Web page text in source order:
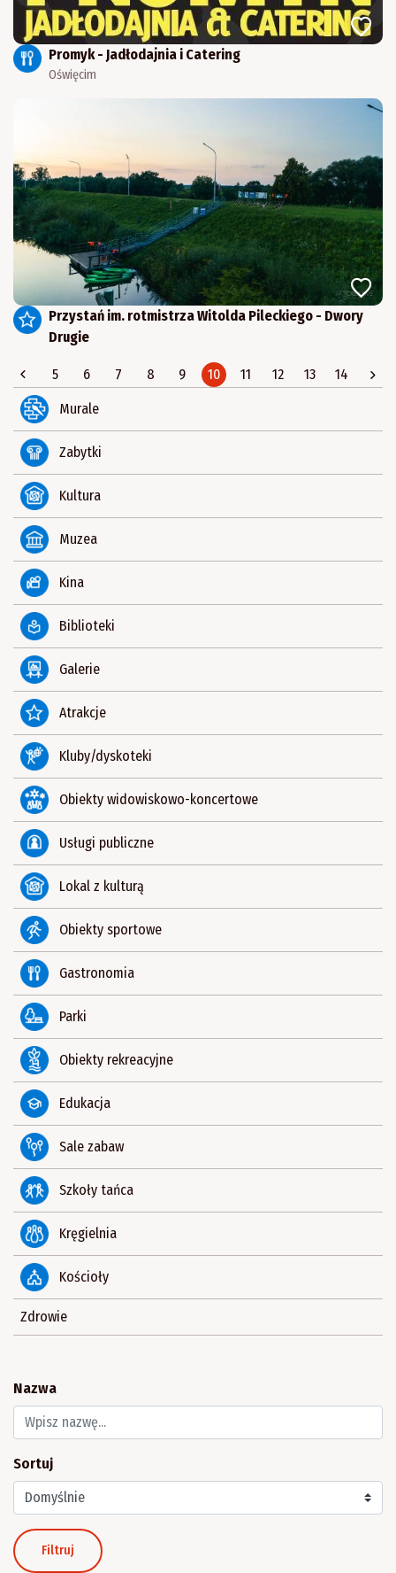
Promyk - Jadłodajnia i Catering
Oświęcim
Przystań im. rotmistrza Witolda Pileckiego - Dwory
Drugie
5 6 7 8 9 10 11 12 13 14
Murale
Zabytki
Kultura
Muzea
Kina
Biblioteki
Galerie
Atrakcje
Kluby/dyskoteki
Obiekty widowiskowo-koncertowe
Usługi publiczne
Lokal z kulturą
Obiekty sportowe
Gastronomia
Parki
Obiekty rekreacyjne
Edukacja
Sale zabaw
Szkoły tańca
Kręgielnia
Kościoły
Zdrowie
Nazwa
Sortuj
Filtruj